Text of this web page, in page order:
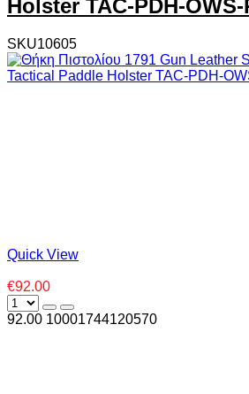
Holster TAC-PDH-OWS-
SKU10605
Quick View
€92.00
92.00 10001744120570